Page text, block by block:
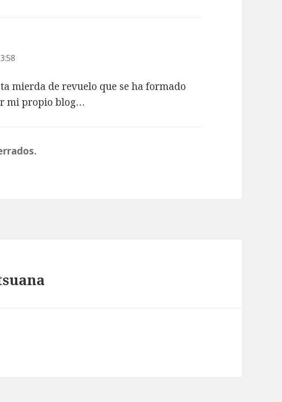
mierda de revuelo que se ha formado
mi propio blog…